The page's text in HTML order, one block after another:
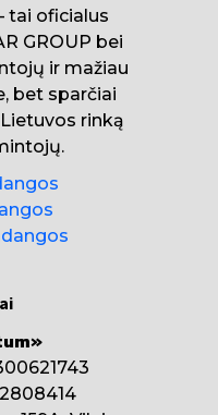
tai oficialus
GROUP bei
ir mažiau
bet sparčiai
rinką